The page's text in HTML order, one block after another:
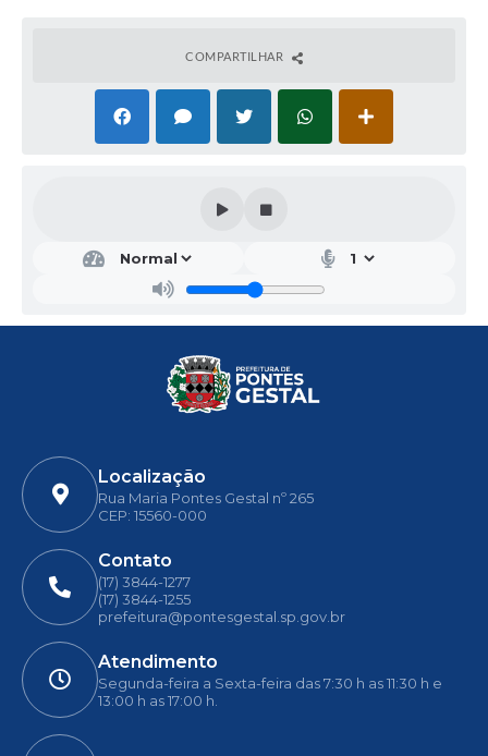
https://www.pontesgestal.sp.gov.br/
Pregão Eletrônico Portal de Compras
Dia, horário e local para leitura e obtenção edital.
Endereços eletrônicos:
Portal do Município de Pontes Gestal -
De segunda a sexta-feira (em dias de expediente), das
Gestal/SP, C.E.P. 15.560-000, após o conhecimento do
texto do Edital e dos anexos, as cópias dos mesmos
poderão ser retiradas no Setor de Licitações.
Dúvidas, solicitações, pedidos de impugnação e recursos
licitacao@pontesgestal.sp.gov.br
Pontes Gestal/SP, 12 de setembro de 2.022.
Prefeito Municipal
COMPARTILHAR
Localização
Rua Maria Pontes Gestal nº 265
CEP: 15560-000
Contato
(17) 3844-1277
(17) 3844-1255
prefeitura@pontesgestal.sp.gov.br
Atendimento
Segunda-feira a Sexta-feira das 7:30 h as 11:30 h e
13:00 h as 17:00 h.